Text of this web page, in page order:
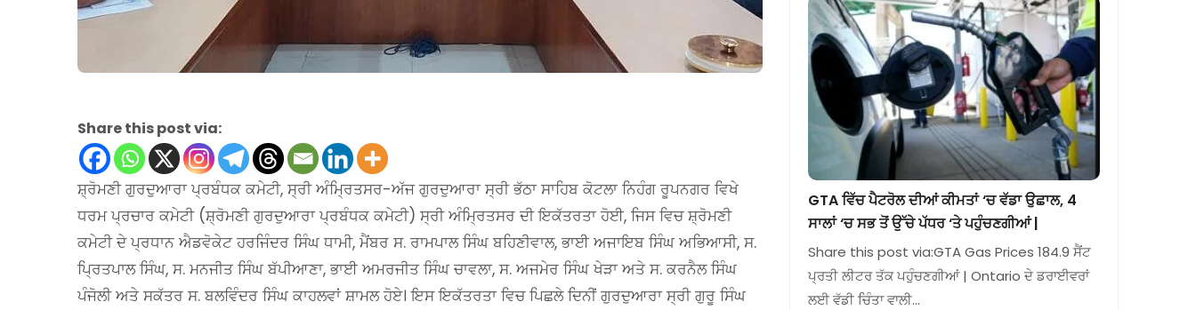
Share this post via:
ਸ਼੍ਰੋਮਣੀ ਗੁਰਦੁਆਰਾ ਪ੍ਰਬੰਧਕ ਕਮੇਟੀ, ਸ੍ਰੀ ਅੰਮ੍ਰਿਤਸਰ-ਅੱਜ ਗੁਰਦੁਆਰਾ ਸ੍ਰੀ ਭੱਠਾ ਸਾਹਿਬ ਕੋਟਲਾ ਨਿਹੰਗ ਰੂਪਨਗਰ ਵਿਖੇ
ਧਰਮ ਪ੍ਰਚਾਰ ਕਮੇਟੀ (ਸ਼੍ਰੋਮਣੀ ਗੁਰਦੁਆਰਾ ਪ੍ਰਬੰਧਕ ਕਮੇਟੀ) ਸ੍ਰੀ ਅੰਮ੍ਰਿਤਸਰ ਦੀ ਇਕੱਤਰਤਾ ਹੋਈ, ਜਿਸ ਵਿਚ ਸ਼੍ਰੋਮਣੀ
ਕਮੇਟੀ ਦੇ ਪ੍ਰਧਾਨ ਐਡਵੋਕੇਟ ਹਰਜਿੰਦਰ ਸਿੰਘ ਧਾਮੀ, ਮੈਂਬਰ ਸ. ਰਾਮਪਾਲ ਸਿੰਘ ਬਹਿਣੀਵਾਲ, ਭਾਈ ਅਜਾਇਬ ਸਿੰਘ ਅਭਿਆਸੀ, ਸ.
ਪ੍ਰਿਤਪਾਲ ਸਿੰਘ, ਸ. ਮਨਜੀਤ ਸਿੰਘ ਬੱਪੀਆਣਾ, ਭਾਈ ਅਮਰਜੀਤ ਸਿੰਘ ਚਾਵਲਾ, ਸ. ਅਜਮੇਰ ਸਿੰਘ ਖੇੜਾ ਅਤੇ ਸ. ਕਰਨੈਲ ਸਿੰਘ
ਪੰਜੋਲੀ ਅਤੇ ਸਕੱਤਰ ਸ. ਬਲਵਿੰਦਰ ਸਿੰਘ ਕਾਹਲਵਾਂ ਸ਼ਾਮਲ ਹੋਏ। ਇਸ ਇਕੱਤਰਤਾ ਵਿਚ ਪਿਛਲੇ ਦਿਨੀਂ ਗੁਰਦੁਆਰਾ ਸ੍ਰੀ ਗੁਰੂ ਸਿੰਘ
GTA ਵਿੱਚ ਪੈਟਰੋਲ ਦੀਆਂ ਕੀਮਤਾਂ ‘ਚ ਵੱਡਾ ਉਛਾਲ, 4
ਸਾਲਾਂ ‘ਚ ਸਭ ਤੋਂ ਉੱਚੇ ਪੱਧਰ ‘ਤੇ ਪਹੁੰਚਣਗੀਆਂ |
Share this post via:GTA Gas Prices 184.9 ਸੈਂਟ
ਪ੍ਰਤੀ ਲੀਟਰ ਤੱਕ ਪਹੁੰਚਣਗੀਆਂ | Ontario ਦੇ ਡਰਾਈਵਰਾਂ
ਲਈ ਵੱਡੀ ਚਿੰਤਾ ਵਾਲੀ…